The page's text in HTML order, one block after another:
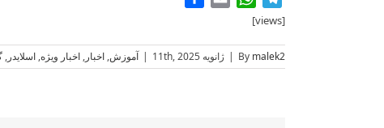
[views]
By malek2
| ژانویه 11th, 2025 | آموزش, اخبار, اخبار ویژه, اسلایدر,